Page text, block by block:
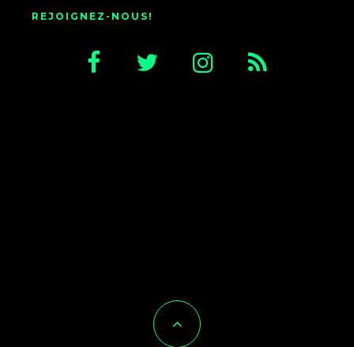
REJOIGNEZ-NOUS!